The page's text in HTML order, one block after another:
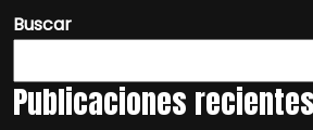
Buscar
Publicaciones recientes